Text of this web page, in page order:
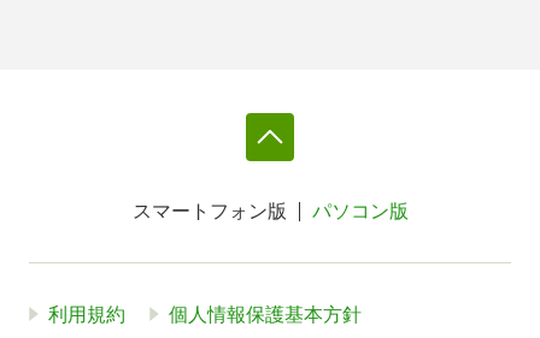
スマートフォン版 パソコン版
利用規約 個人情報保護基本方針